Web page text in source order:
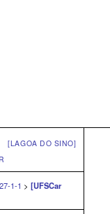
[LAGOA DO SINO]
1-1 >[UFSCar